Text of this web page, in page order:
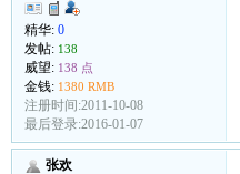
精华: 0
发帖: 138
威望: 138 点
金钱: 1380 RMB
注册时间:2011-10-08
最后登录:2016-01-07
张欢